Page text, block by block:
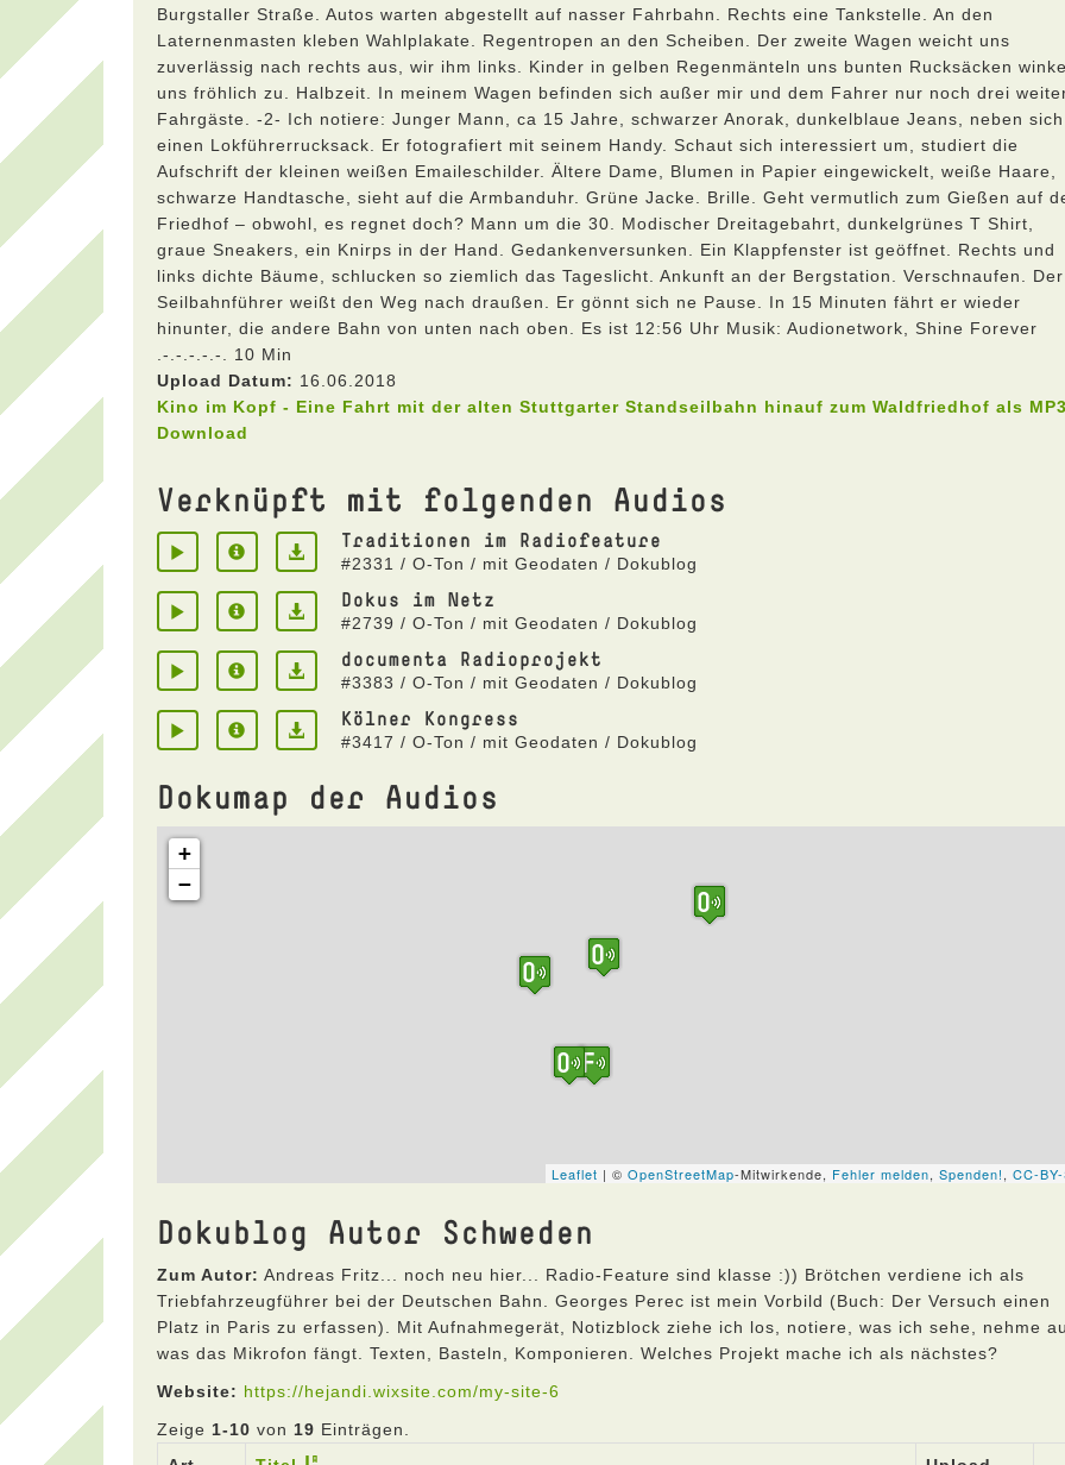
Burgstaller Straße. Autos warten abgestellt auf nasser Fahrbahn. Rechts eine Tankstelle. An den
Laternenmasten kleben Wahlplakate. Regentropen an den Scheiben. Der zweite Wagen weicht uns
zuverlässig nach rechts aus, wir ihm links. Kinder in gelben Regenmänteln uns bunten Rucksäcken
uns fröhlich zu. Halbzeit. In meinem Wagen befinden sich außer mir und dem Fahrer nur noch drei
Fahrgäste. -2- Ich notiere: Junger Mann, ca 15 Jahre, schwarzer Anorak, dunkelblaue Jeans, neben sich
einen Lokführerrucksack. Er fotografiert mit seinem Handy. Schaut sich interessiert um, studiert die
Aufschrift der kleinen weißen Emaileschilder. Ältere Dame, Blumen in Papier eingewickelt, weiße Haare,
schwarze Handtasche, sieht auf die Armbanduhr. Grüne Jacke. Brille. Geht vermutlich zum Gießen auf
Friedhof – obwohl, es regnet doch? Mann um die 30. Modischer Dreitagebahrt, dunkelgrünes T Shirt,
graue Sneakers, ein Knirps in der Hand. Gedankenversunken. Ein Klappfenster ist geöffnet. Rechts und
links dichte Bäume, schlucken so ziemlich das Tageslicht. Ankunft an der Bergstation. Verschnaufen. Der
Seilbahnführer weißt den Weg nach draußen. Er gönnt sich ne Pause. In 15 Minuten fährt er wieder
hinunter, die andere Bahn von unten nach oben. Es ist 12:56 Uhr Musik: Audionetwork, Shine Forever
.-.-.-.-.-. 10 Min
Upload Datum: 16.06.2018
Kino im Kopf - Eine Fahrt mit der alten Stuttgarter Standseilbahn hinauf zum Waldfriedhof als
Download
Verknüpft mit folgenden Audios
Traditionen im Radiofeature
#2331 / O-Ton / mit Geodaten / Dokublog
Dokus im Netz
#2739 / O-Ton / mit Geodaten / Dokublog
documenta Radioprojekt
#3383 / O-Ton / mit Geodaten / Dokublog
Kölner Kongress
#3417 / O-Ton / mit Geodaten / Dokublog
Dokumap der Audios
Dokublog Autor Schweden
Zum Autor: Andreas Fritz... noch neu hier... Radio-Feature sind klasse :)) Brötchen verdiene ich als
Triebfahrzeugführer bei der Deutschen Bahn. Georges Perec ist mein Vorbild (Buch: Der Versuch einen
Platz in Paris zu erfassen). Mit Aufnahmegerät, Notizblock ziehe ich los, notiere, was ich sehe, nehme
was das Mikrofon fängt. Texten, Basteln, Komponieren. Welches Projekt mache ich als nächstes?
Website: https://hejandi.wixsite.com/my-site-6
Zeige 1-10 von 19 Einträgen.